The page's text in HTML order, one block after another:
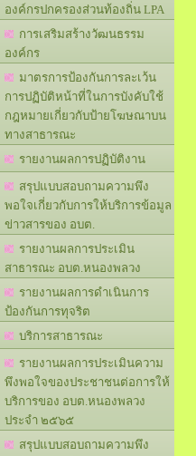
องค์กรปกครองส่วนท้องถิ่น LPA
การเสริมสร้างวัฒนธรรม
องค์กร
มาตรการป้องกันการละเว้น
การปฏิบัติหน้าที่ในการบังคับใช้
กฎหมายเกี่ยวกับป้ายโฆษณาบน
ทางสาธารณะ
รายงานผลการปฏิบัติงาน
สรุปแบบสอบถามความพึง
พอใจเกี่ยวกับการให้บริการข้อมูล
ข่าวสารของ อบต.
รายงานผลการประเมิน
สาธารณะ อบต.หนองพลวง
รายงานผลการดำเนินการ
ป้องกันการทุจริต
บริการสาธารณะ
รายงานผลการประเมินความ
พึงพอใจของประชาชนต่อการให้
บริการของ อบต.หนองพลวง
ประจำ ๒๕๖๕
สรุปแบบสอบถามความพึง